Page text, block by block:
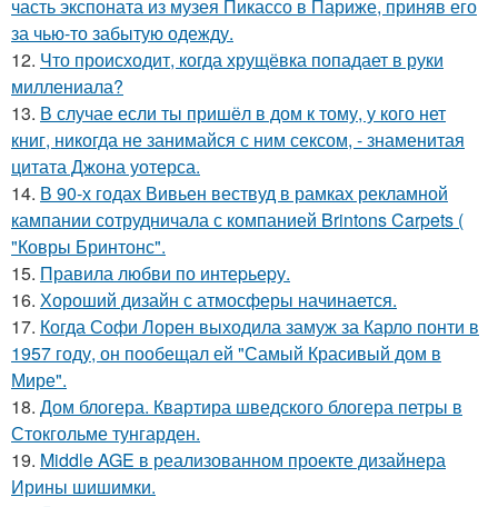
часть экспоната из музея Пикассо в Париже, приняв его
за чью-то забытую одежду.
12. Что происходит, когда хрущёвка попадает в руки
миллениала?
13. В случае если ты пришёл в дом к тому, у кого нет
книг, никогда не занимайся с ним сексом, - знаменитая
цитата Джона уотерса.
14. В 90-х годах Вивьен вествуд в рамках рекламной
кампании сотрудничала с компанией Brintons Carpets (
"Ковры Бринтонс".
15. Правила любви по интеpьеpу.
16. Хороший дизайн с атмосферы начинается.
17. Когда Софи Лорен выходила замуж за Карло понти в
1957 году, он пообещал ей "Самый Красивый дом в
Мире".
18. Дом блогера. Квартира шведского блогера петры в
Стокгольме тунгарден.
19. Middle AGE в реализованном проекте дизайнера
Ирины шишимки.